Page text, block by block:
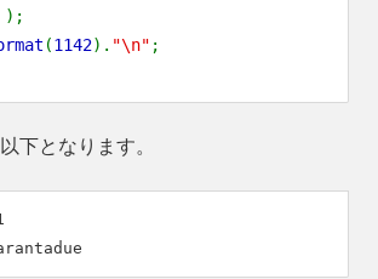
);
(1142). "\n" ;
下となります。